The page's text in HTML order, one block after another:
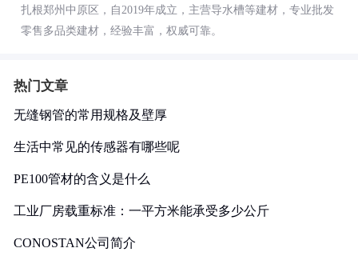
扎根郑州中原区，自2019年成立，主营导水槽等建材，专业批发
零售多品类建材，经验丰富，权威可靠。
热门文章
无缝钢管的常用规格及壁厚
生活中常见的传感器有哪些呢
PE100管材的含义是什么
工业厂房载重标准：一平方米能承受多少公斤
CONOSTAN公司简介